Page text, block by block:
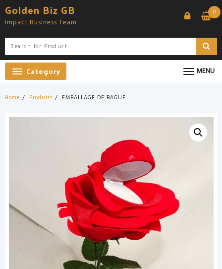
Skip
to
content
Golden Biz GB
Impact Business Team
0
Category MENU
Home Produits EMBALLAGE DE BAGUE